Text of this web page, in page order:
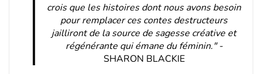
crois que les histoires dont nous avons besoin
pour remplacer ces contes destructeurs
jailliront de la source de sagesse créative et
régénérante qui émane du féminin." -
SHARON BLACKIE